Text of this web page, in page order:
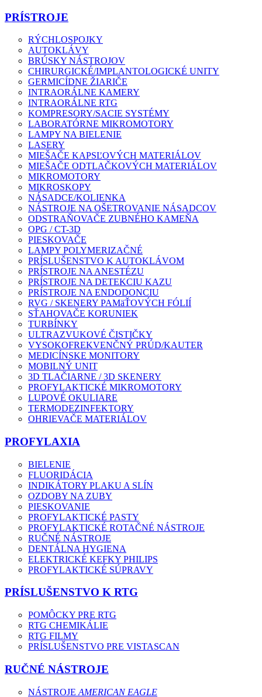
PRÍSTROJE
RÝCHLOSPOJKY
AUTOKLÁVY
BRÚSKY NÁSTROJOV
CHIRURGICKÉ/IMPLANTOLOGICKÉ UNITY
GERMICÍDNE ŽIARIČE
INTRAORÁLNE KAMERY
INTRAORÁLNE RTG
KOMPRESORY/SACIE SYSTÉMY
LABORATÓRNE MIKROMOTORY
LAMPY NA BIELENIE
LASERY
MIEŠAČE KAPSĽOVÝCH MATERIÁLOV
MIEŠAČE ODTLAČKOVÝCH MATERIÁLOV
MIKROMOTORY
MIKROSKOPY
NÁSADCE/KOLIENKA
NÁSTROJE NA OŠETROVANIE NÁSADCOV
ODSTRAŇOVAČE ZUBNÉHO KAMEŇA
OPG / CT-3D
PIESKOVAČE
LAMPY POLYMERIZAČNÉ
PRÍSLUŠENSTVO K AUTOKLÁVOM
PRÍSTROJE NA ANESTÉZU
PRÍSTROJE NA DETEKCIU KAZU
PRÍSTROJE NA ENDODONCIU
RVG / SKENERY PAMäŤOVÝCH FÓLIÍ
SŤAHOVAČE KORUNIEK
TURBÍNKY
ULTRAZVUKOVÉ ČISTIČKY
VYSOKOFREKVENČNÝ PRÚD/KAUTER
MEDICÍNSKE MONITORY
MOBILNÝ UNIT
3D TLAČIARNE / 3D SKENERY
PROFYLAKTICKÉ MIKROMOTORY
LUPOVÉ OKULIARE
TERMODEZINFEKTORY
OHRIEVAČE MATERIÁLOV
PROFYLAXIA
BIELENIE
FLUORIDÁCIA
INDIKÁTORY PLAKU A SLÍN
OZDOBY NA ZUBY
PIESKOVANIE
PROFYLAKTICKÉ PASTY
PROFYLAKTICKÉ ROTAČNÉ NÁSTROJE
RUČNÉ NÁSTROJE
DENTÁLNA HYGIENA
ELEKTRICKÉ KEFKY PHILIPS
PROFYLAKTICKÉ SÚPRAVY
PRÍSLUŠENSTVO K RTG
POMÔCKY PRE RTG
RTG CHEMIKÁLIE
RTG FILMY
PRÍSLUŠENSTVO PRE VISTASCAN
RUČNÉ NÁSTROJE
NÁSTROJE AMERICAN EAGLE